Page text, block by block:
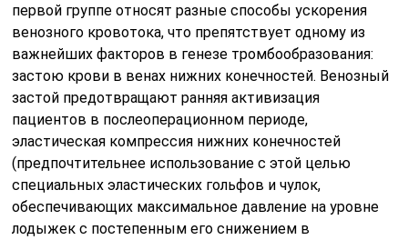
первой группе относят разные способы ускорения
венозного кровотока, что препятствует одному из
важнейших факторов в генезе тромбообразования:
застою крови в венах нижних конечностей. Венозный
застой предотвращают ранняя активизация
пациентов в послеоперационном периоде,
эластическая компрессия нижних конечностей
(предпочтительнее использование с этой целью
специальных эластических гольфов и чулок,
обеспечивающих максимальное давление на уровне
лодыжек с постепенным его снижением в